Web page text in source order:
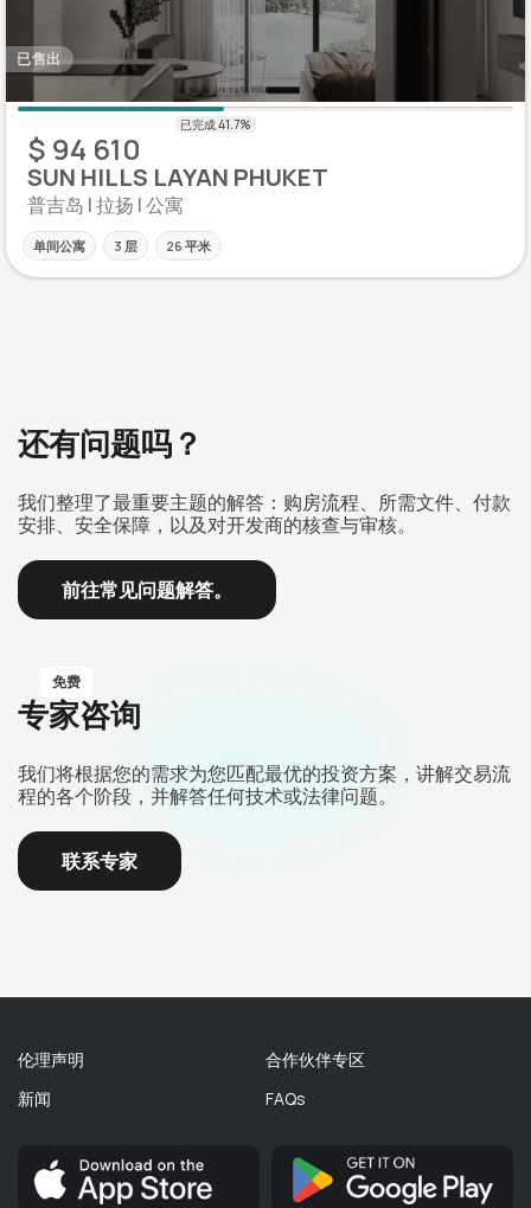
已售出
$ 94 610
SUN HILLS LAYAN PHUKET
普吉岛 | 拉扬 | 公寓
单间公寓 3 层 26 平米
还有问题吗？
我们整理了最重要主题的解答：购房流程、所需文件、付款
安排、安全保障，以及对开发商的核查与审核。
前往常见问题解答。
免费
专家咨询
我们将根据您的需求为您匹配最优的投资方案，讲解交易流
程的各个阶段，并解答任何技术或法律问题。
联系专家
伦理声明
新闻
合作伙伴专区
FAQs